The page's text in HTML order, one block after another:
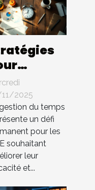
la
du
au
des PME
2025
du temps
un défi
pour les
souhaitant
leur
et...